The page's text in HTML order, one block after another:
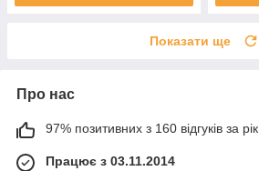
Показати ще
Про нас
97% позитивних з 160 відгуків за рік
Працює з 03.11.2014